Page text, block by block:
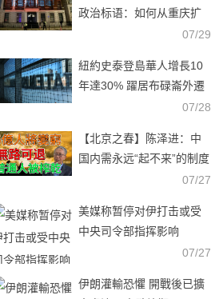
政治标语：如何从重庆扩
07/29
紐約史泰登島華人增長10
年達30% 躍居布碌崙外遷
07/28
【北京之春】陈泽进：中
国内需永远“起不来”的制度
07/27
美媒称暂停对伊打击或受
中央司令部指挥影响
07/27
伊朗灌輸恐懼 開戰後已擴